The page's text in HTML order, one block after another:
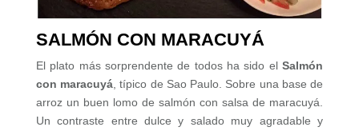
SALMÓN CON MARACUYÁ
El plato más sorprendente de todos ha sido elSalmón
con maracuyá , típico de Sao Paulo. Sobre una base de
arroz un buen lomo de salmón con salsa de maracuyá.
Un contraste entre dulce y salado muy agradable y